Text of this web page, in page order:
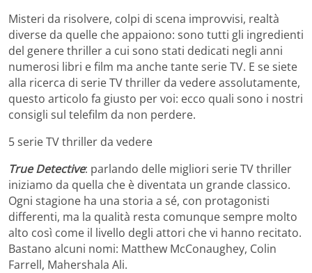
Misteri da risolvere, colpi di scena improvvisi, realtà
diverse da quelle che appaiono: sono tutti gli ingredienti
del genere thriller a cui sono stati dedicati negli anni
numerosi libri e film ma anche tante serie TV. E se siete
alla ricerca di serie TV thriller da vedere assolutamente,
questo articolo fa giusto per voi: ecco quali sono i nostri
consigli sul telefilm da non perdere.
5 serie TV thriller da vedere
True Detective: parlando delle migliori serie TV thriller
iniziamo da quella che è diventata un grande classico.
Ogni stagione ha una storia a sé, con protagonisti
differenti, ma la qualità resta comunque sempre molto
alto così come il livello degli attori che vi hanno recitato.
Bastano alcuni nomi: Matthew McConaughey, Colin
Farrell, Mahershala Ali.